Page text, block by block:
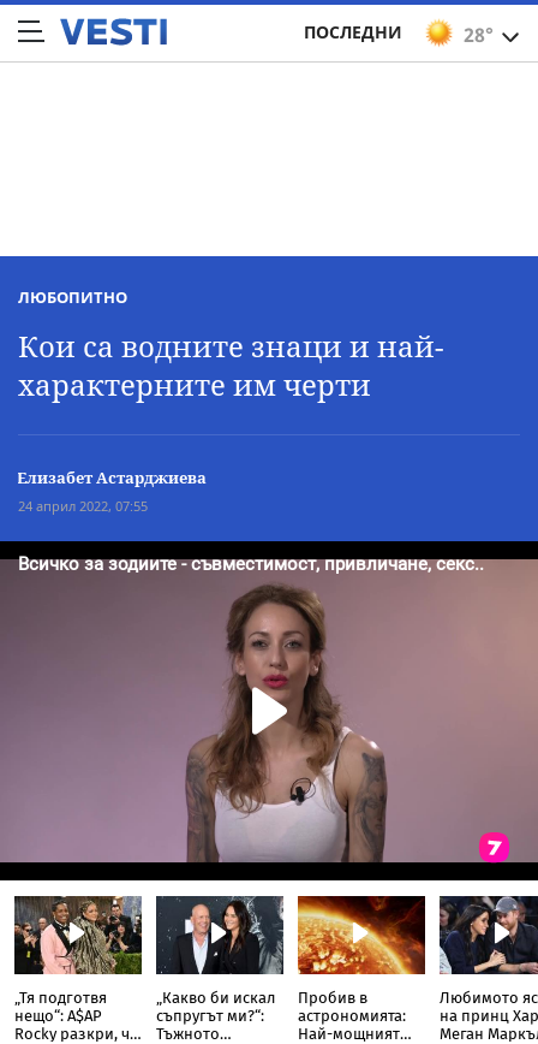
28°
ПОСЛЕДНИ
ЛЮБОПИТНО
Кои са водните знаци и най-
характерните им черти
Елизабет Астарджиева
24 април 2022, 07:55
„Тя подготвя
нещо“: A$AP
Rocky разкри, че
„Какво би искал
съпругът ми?“:
Тъжното
Пробив в
астрономията:
Най-мощният
Любимото
на принц
Меган